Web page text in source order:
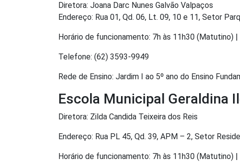
Diretora: Joana Darc Nunes Galvão Valpaços
Endereço: Rua 01, Qd. 06, Lt. 09, 10 e 11, Setor
Horário de funcionamento: 7h às 11h30 (Matutino)
Telefone: (62) 3593-9949
Rede de Ensino: Jardim I ao 5º ano do Ensino
Escola Municipal Geraldina
Diretora: Zilda Candida Teixeira dos Reis
Endereço: Rua PL 45, Qd. 39, APM – 2, Setor
Horário de funcionamento: 7h às 11h30 (Matutino)